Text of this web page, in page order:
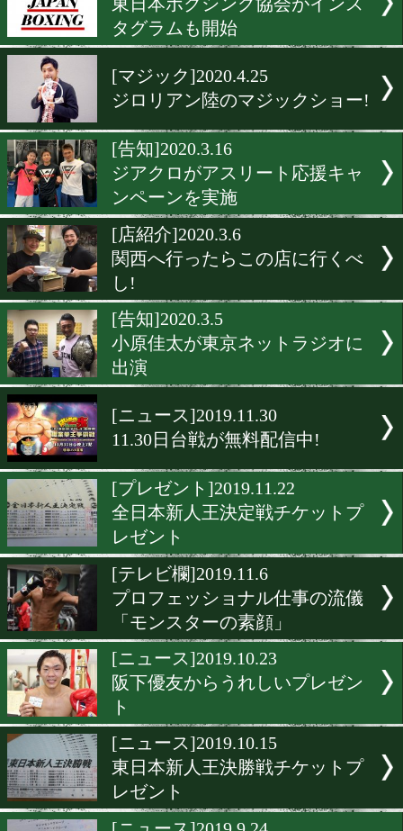
[TV情報]2020.9.19
川嶋勝重氏がバース&ディ
演
[告知]2020.7.6
ジアクロが新商品を発売
[告知]2020.6.6
東日本ボクシング協会がイ
[マジック]2020.4.25
ジロリアン陸のマジックシ
[告知]2020.3.16
ジアクロがアスリート応援
ンペーンを実施
[店紹介]2020.3.6
関西へ行ったらこの店に行
し!
[告知]2020.3.5
小原佳太が東京ネットラジ
出演
[ニュース]2019.11.30
11.30日台戦が無料配信中!